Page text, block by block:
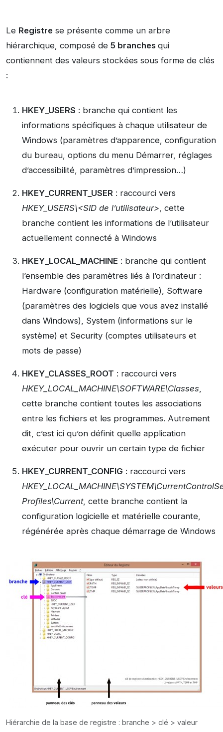
Le Registre se présente comme un arbre
hiérarchique, composé de 5 branches qui
contiennent des valeurs stockées sous forme de clés
:
HKEY_USERS : branche qui contient les
informations spécifiques à chaque utilisateur de
Windows (paramètres d’apparence, configuration
du bureau, options du menu Démarrer, réglages
d’accessibilité, paramètres d’impression…)
HKEY_CURRENT_USER : raccourci vers
HKEY_USERS\<SID de l’utilisateur>, cette
branche contient les informations de l’utilisateur
actuellement connecté à Windows
HKEY_LOCAL_MACHINE : branche qui contient
l’ensemble des paramètres liés à l’ordinateur :
Hardware (configuration matérielle), Software
(paramètres des logiciels que vous avez installé
dans Windows), System (informations sur le
système) et Security (comptes utilisateurs et
mots de passe)
HKEY_CLASSES_ROOT : raccourci vers
HKEY_LOCAL_MACHINE\SOFTWARE\Classes,
cette branche contient toutes les associations
entre les fichiers et les programmes. Autrement
dit, c’est ici qu’on définit quelle application
exécuter pour ouvrir un certain type de fichier
HKEY_CURRENT_CONFIG : raccourci vers
Profiles\Current, cette branche contient la
configuration logicielle et matérielle courante,
régénérée après chaque démarrage de Windows
Hiérarchie de la base de registre : branche > clé > valeur